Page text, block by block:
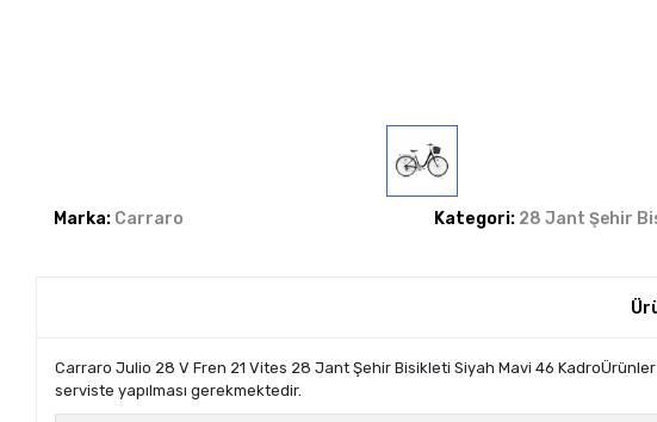
Marka: Carraro Kategori: 28 Jant Şehir
Carraro Julio 28 V Fren 21 Vites 28 Jant Şehir Bisikleti Siyah Mavi 46
serviste yapılması gerekmektedir.